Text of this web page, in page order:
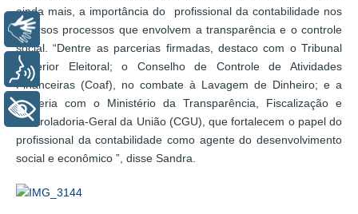
ainda mais, a importância do profissional da contabilidade nos
diversos processos que envolvem a transparência e o controle
social. “Dentre as parcerias firmadas, destaco com o Tribunal
Superior Eleitoral; o Conselho de Controle de Atividades
Financeiras (Coaf), no combate à Lavagem de Dinheiro; e a
parceria com o Ministério da Transparência, Fiscalização e
Controladoria-Geral da União (CGU), que fortalecem o papel do
profissional da contabilidade como agente do desenvolvimento
social e econômico ”, disse Sandra.
Libras
Voz
+ Acessibilidade